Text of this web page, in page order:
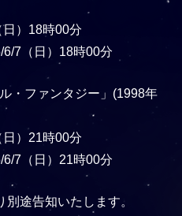
）18時00分
7（日）18時00分
・ファンタジー」(1998年
）21時00分
7（日）21時00分
途告知いたします。